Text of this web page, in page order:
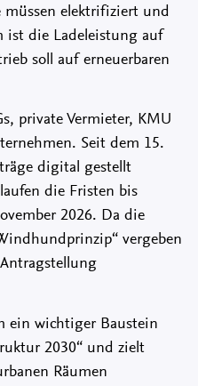
müssen elektrifiziert und
ist die Ladeleistung auf
soll auf erneuerbaren
private Vermieter, KMU
Seit dem 15.
digital gestellt
die Fristen bis
2026. Da die
vergeben
ein wichtiger Baustein
2030“ und zielt
Räumen